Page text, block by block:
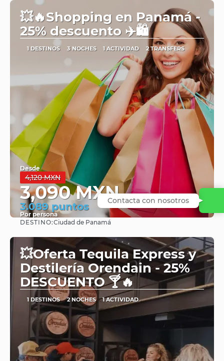
💥🔥Shopping en Panamá -
25% descuento ✈️🛍️
1 DESTINOS 3 NOCHES 1 ACTIVIDAD 2 TRANSFERS
Desde
4,120 MXN
3,090 MXN
3.089 puntos
Por persona
Ver
DESTINO:Ciudad de Panamá
💥Oferta Tequila Express y
Destilería Orendain - 25%
DESCUENTO 🍸🔥
1 DESTINOS 2 NOCHES 1 ACTIVIDAD
Contacta con nosotros